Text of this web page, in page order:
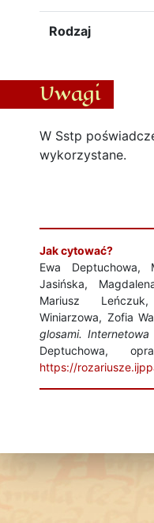
Rodzaj
Uwagi
W Sstp
wykorzystane.
Jak cytować?
Ewa Deptuchowa,
Jasińska,
Mariusz
Winiarzowa, Zofia
glosami.
Deptuchowa,
https://